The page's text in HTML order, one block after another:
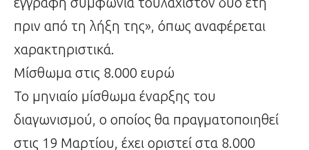
πριν από τη λήξη της», όπως αναφέρεται
χαρακτηριστικά.
Μίσθωμα στις 8.000 ευρώ
Το μηνιαίο μίσθωμα έναρξης του
διαγωνισμού, ο οποίος θα πραγματοποιηθεί
στις 19 Μαρτίου, έχει οριστεί στα 8.000